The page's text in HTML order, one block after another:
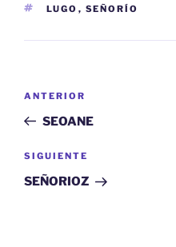
ETIQUETAS
LUGO , SEÑORÍO
entradas
Entrada
anterior:
ANTERIOR
SEOANE
Siguiente
entrada
SIGUIENTE
SEÑORIOZ